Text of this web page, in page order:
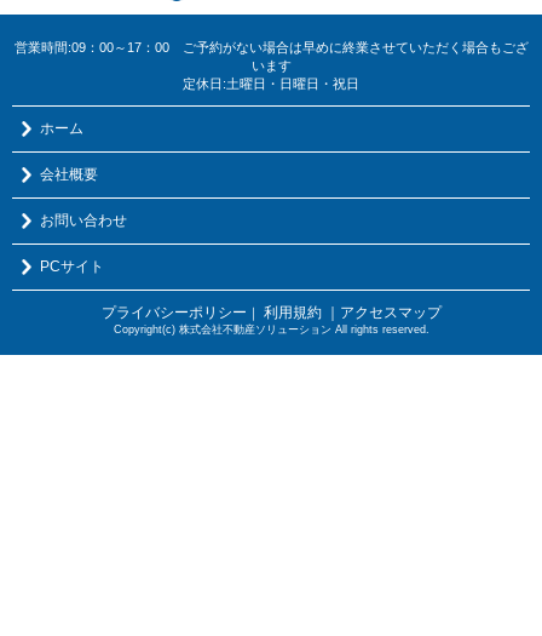
営業時間:09：00～17：00 ご予約がない場合は早めに終業させていただく場合もござ
います
定休日:土曜日・日曜日・祝日
ホーム
会社概要
お問い合わせ
PCサイト
プライバシーポリシー ｜ 利用規約 ｜アクセスマップ
Copyright(c) 株式会社不動産ソリューション All rights reserved.